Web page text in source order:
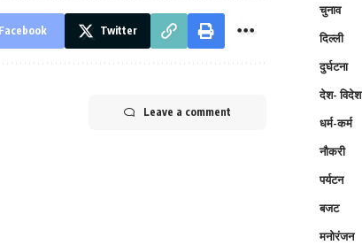
Facebook Twitter
Leave a comment
चुनाव
दिल्ली
दुर्घटना
देश- विदेश
धर्म-कर्म
नौकरी
पर्यटन
बजट
मनोरंजन